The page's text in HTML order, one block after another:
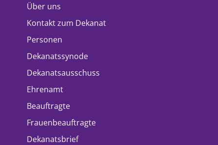
Über uns
Kontakt zum Dekanat
Personen
Dekanatssynode
Dekanatsausschuss
Ehrenamt
Beauftragte
Frauenbeauftragte
Dekanatsbrief